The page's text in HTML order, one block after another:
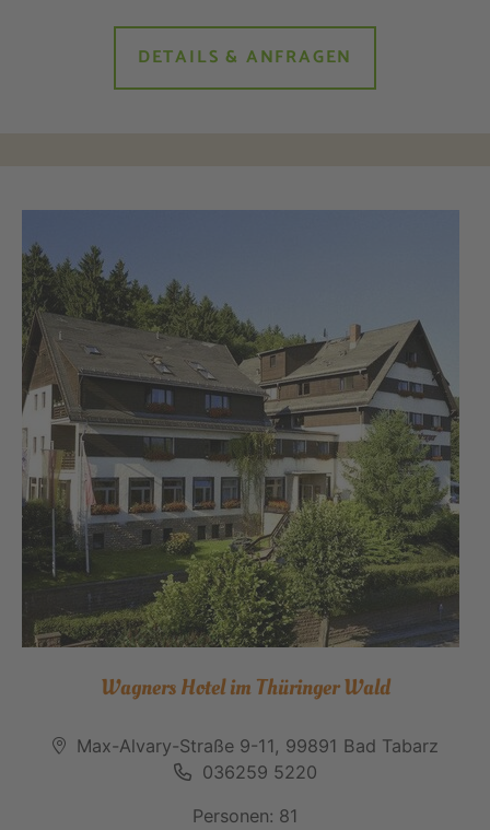
DETAILS & ANFRAGEN
Wagners Hotel im Thüringer Wald
Max-Alvary-Straße 9-11, 99891 Bad Tabarz
036259 5220
Personen: 81